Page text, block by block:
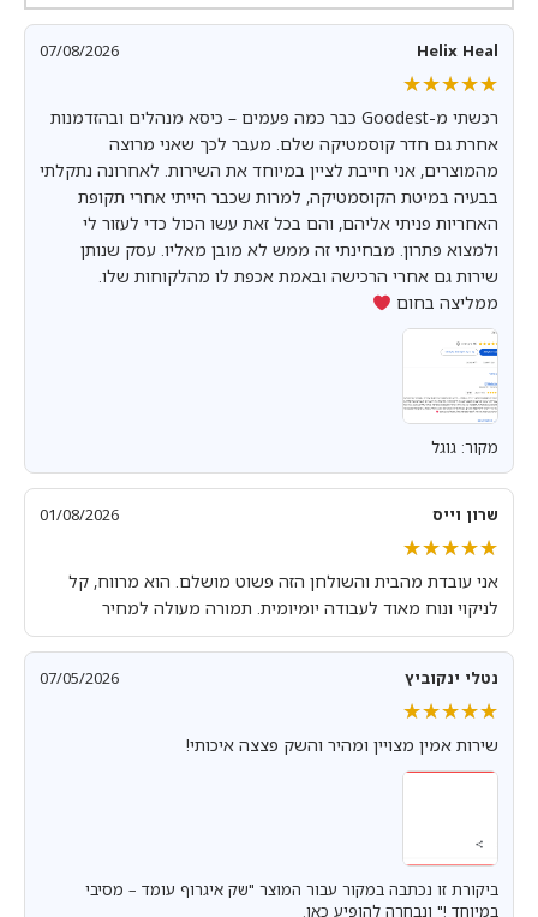
Helix Heal
07/08/2026
★★★★★
★★★★★
רכשתי מ-Goodest כבר כמה פעמים – כיסא מנהלים ובהזדמנות
אחרת גם חדר קוסמטיקה שלם. מעבר לכך שאני מרוצה
מהמוצרים, אני חייבת לציין במיוחד את השירות. לאחרונה נתקלתי
בבעיה במיטת הקוסמטיקה, למרות שכבר הייתי אחרי תקופת
האחריות פניתי אליהם, והם בכל זאת עשו הכול כדי לעזור לי
ולמצוא פתרון. מבחינתי זה ממש לא מובן מאליו. עסק שנותן
שירות גם אחרי הרכישה ובאמת אכפת לו מהלקוחות שלו.
ממליצה בחום
מקור: גוגל
שרון וייס 01/08/2026
★★★★★
★★★★★
אני עובדת מהבית והשולחן הזה פשוט מושלם. הוא מרווח, קל
לניקוי ונוח מאוד לעבודה יומיומית. תמורה מעולה למחיר
נטלי ינקוביץ 07/05/2026
★★★★★
★★★★★
שירות אמין מצויין ומהיר והשק פצצה איכותי!
ביקורת זו נכתבה במקור עבור המוצר "שק איגרוף עומד – מסיבי
במיוחד !" ונבחרה להופיע כאן.